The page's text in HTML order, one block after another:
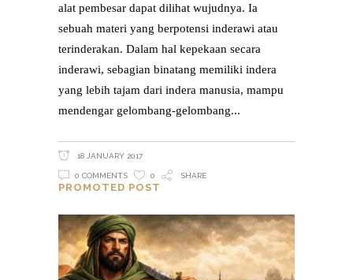
alat pembesar dapat dilihat wujudnya. Ia
sebuah materi yang berpotensi inderawi atau
terinderakan. Dalam hal kepekaan secara
inderawi, sebagian binatang memiliki indera
yang lebih tajam dari indera manusia, mampu
mendengar gelombang-gelombang
18 JANUARY 2017
0 COMMENTS 0 SHARE
PROMOTED POST